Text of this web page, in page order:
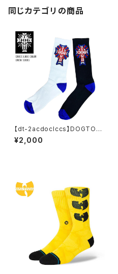
同じカテゴリの商品
【dt-2acdoclccs】DOGTOW
N ドッグタウン DOGTOWN C
REW SOCKS COLOR CROS
¥2,000